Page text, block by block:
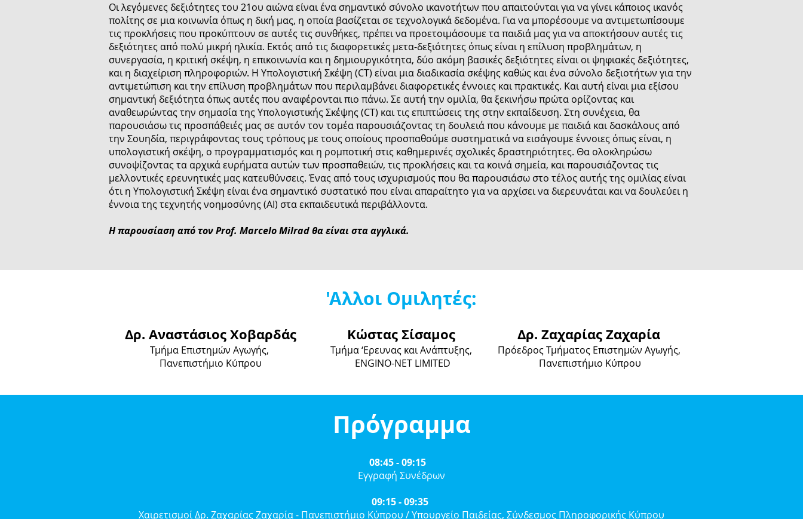
Οι λεγόμενες δεξιότητες του 21ου αιώνα είναι ένα σημαντικό σύνολο ικανοτήτων που απαιτούνται για να γίνει κάποιος ικανός
πολίτης σε μια κοινωνία όπως η δική μας, η οποία βασίζεται σε τεχνολογικά δεδομένα. Για να μπορέσουμε να αντιμετωπίσουμε
τις προκλήσεις που προκύπτουν σε αυτές τις συνθήκες, πρέπει να προετοιμάσουμε τα παιδιά μας για να αποκτήσουν αυτές τις
δεξιότητες από πολύ μικρή ηλικία. Εκτός από τις διαφορετικές μετα-δεξιότητες όπως είναι η επίλυση προβλημάτων, η
συνεργασία, η κριτική σκέψη, η επικοινωνία και η δημιουργικότητα, δύο ακόμη βασικές δεξιότητες είναι οι ψηφιακές δεξιότητες,
και η διαχείριση πληροφοριών. Η Υπολογιστική Σκέψη (CT) είναι μια διαδικασία σκέψης καθώς και ένα σύνολο δεξιοτήτων για την
αντιμετώπιση και την επίλυση προβλημάτων που περιλαμβάνει διαφορετικές έννοιες και πρακτικές. Και αυτή είναι μια εξίσου
σημαντική δεξιότητα όπως αυτές που αναφέρονται πιο πάνω. Σε αυτή την ομιλία, θα ξεκινήσω πρώτα ορίζοντας και
αναθεωρώντας την σημασία της Υπολογιστικής Σκέψης (CT) και τις επιπτώσεις της στην εκπαίδευση. Στη συνέχεια, θα
παρουσιάσω τις προσπάθειές μας σε αυτόν τον τομέα παρουσιάζοντας τη δουλειά που κάνουμε με παιδιά και δασκάλους από
την Σουηδία, περιγράφοντας τους τρόπους με τους οποίους προσπαθούμε συστηματικά να εισάγουμε έννοιες όπως είναι, η
υπολογιστική σκέψη, ο προγραμματισμός και η ρομποτική στις καθημερινές σχολικές δραστηριότητες. Θα ολοκληρώσω
συνοψίζοντας τα αρχικά ευρήματα αυτών των προσπαθειών, τις προκλήσεις και τα κοινά σημεία, και παρουσιάζοντας τις
μελλοντικές ερευνητικές μας κατευθύνσεις. Ένας από τους ισχυρισμούς που θα παρουσιάσω στο τέλος αυτής της ομιλίας είναι
ότι η Υπολογιστική Σκέψη είναι ένα σημαντικό συστατικό που είναι απαραίτητο για να αρχίσει να διερευνάται και να δουλεύει η
έννοια της τεχνητής νοημοσύνης (AI) στα εκπαιδευτικά περιβάλλοντα.
Η παρουσίαση από τον Prof. Marcelo Milrad θα είναι στα αγγλικά.
'Αλλοι Ομιλητές:
Δρ. Αναστάσιος Χοβαρδάς
Τμήμα Επιστημών Αγωγής,
Πανεπιστήμιο Κύπρου
Κώστας Σίσαμος
Τμήμα ‘Ερευνας και Ανάπτυξης,
ENGINO-NET LIMITED
Δρ. Ζαχαρίας Ζαχαρία
Πρόεδρος Τμήματος Επιστημών Αγωγής,
Πανεπιστήμιο Κύπρου
Πρόγραμμα
08:45 - 09:15
Εγγραφή Συνέδρων
09:15 - 09:35
Χαιρετισμοί Δρ. Ζαχαρίας Ζαχαρία - Πανεπιστήμιο Κύπρου / Υπουργείο Παιδείας, Σύνδεσμος Πληροφορικής Κύπρου